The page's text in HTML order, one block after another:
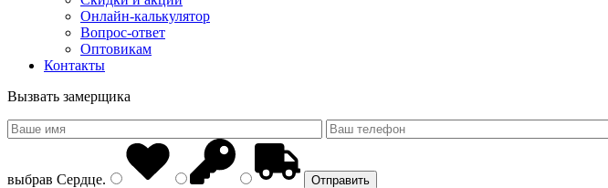
Онлайн-калькулятор
Вопрос-ответ
Оптовикам
Контакты
Вызвать замерщика
выбрав Сердце.